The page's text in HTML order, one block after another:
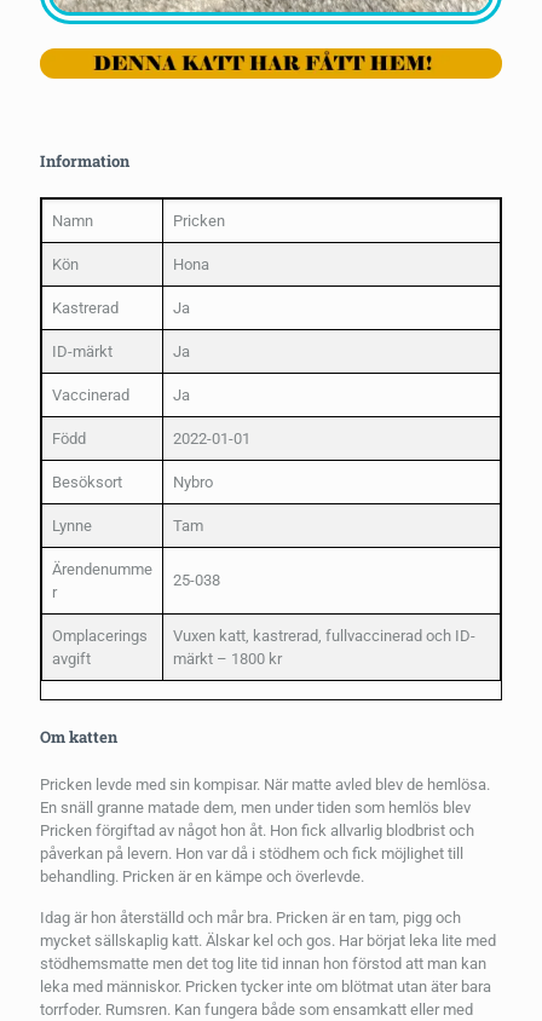
Information
Namn Pricken
Kön Hona
Kastrerad Ja
ID-märkt Ja
Vaccinerad Ja
Född 2022-01-01
Besöksort Nybro
Lynne Tam
Ärendenumme
r
25-038
Omplacerings
avgift
Vuxen katt, kastrerad, fullvaccinerad och ID-
märkt – 1800 kr
Om katten
Pricken levde med sin kompisar. När matte avled blev de hemlösa.
En snäll granne matade dem, men under tiden som hemlös blev
Pricken förgiftad av något hon åt. Hon fick allvarlig blodbrist och
påverkan på levern. Hon var då i stödhem och fick möjlighet till
behandling. Pricken är en kämpe och överlevde.
Idag är hon återställd och mår bra. Pricken är en tam, pigg och
mycket sällskaplig katt. Älskar kel och gos. Har börjat leka lite med
stödhemsmatte men det tog lite tid innan hon förstod att man kan
leka med människor. Pricken tycker inte om blötmat utan äter bara
torrfoder. Rumsren. Kan fungera både som ensamkatt eller med